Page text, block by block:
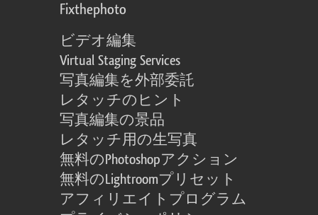
Fixthephoto
ビデオ編集
Virtual Staging Services
写真編集を外部委託
レタッチのヒント
写真編集の景品
レタッチ用の生写真
無料のPhotoshopアクション
無料のLightroomプリセット
アフィリエイトプログラム